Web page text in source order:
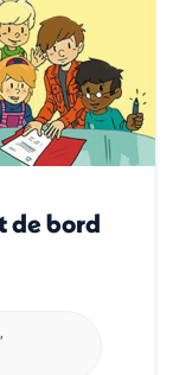
de bord